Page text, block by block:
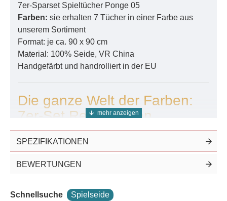
7er-Sparset Spieltücher Ponge 05
Farben: sie erhalten 7 Tücher in einer Farbe aus
unserem Sortiment
Format: je ca. 90 x 90 cm
Material: 100% Seide, VR China
Handgefärbt und handrolliert in der EU
Die ganze Welt der Farben:
7er-Set Regenbogen
Holen Sie das volle Spektrum der Natur in das
Spielzimmer. Unser7er-Set Spielseidenin den
klassischen Regenbogenfarben bietet die perfekte
ist ein haptisches und visuelles Erlebnis.
SPEZIFIKATIONEN
BEWERTUNGEN
Schnellsuche
Spielseide